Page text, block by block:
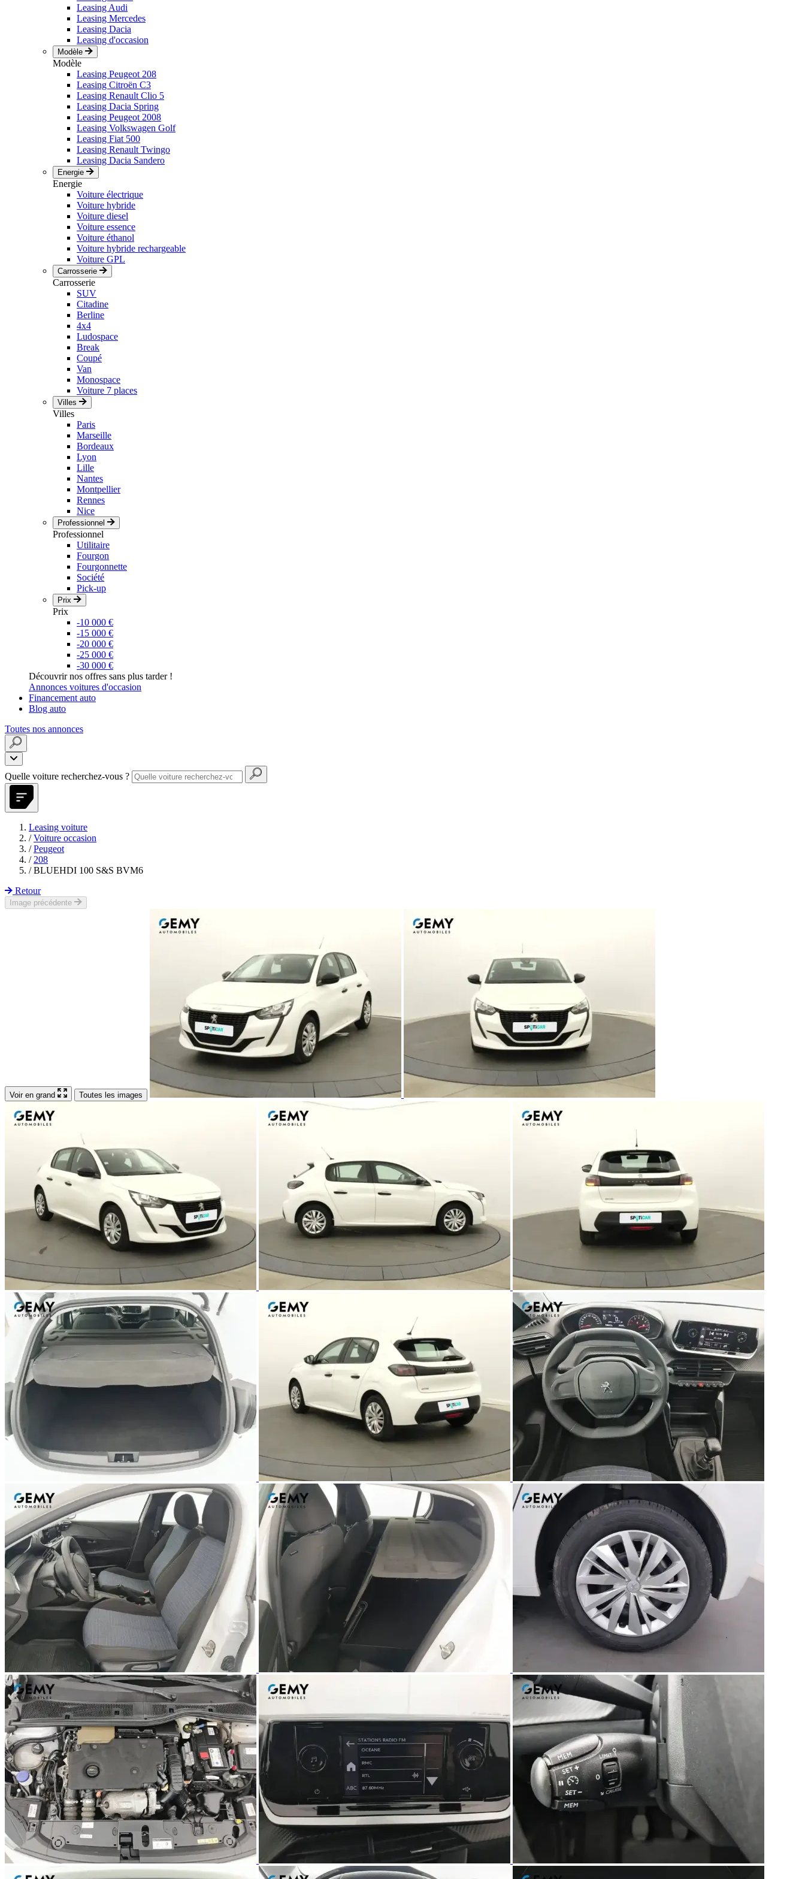
Leasing Audi
Leasing Mercedes
Leasing Dacia
Leasing d'occasion
Modèle
Modèle
Leasing Peugeot 208
Leasing Citroën C3
Leasing Renault Clio 5
Leasing Dacia Spring
Leasing Peugeot 2008
Leasing Volkswagen Golf
Leasing Fiat 500
Leasing Renault Twingo
Leasing Dacia Sandero
Energie
Energie
Voiture électrique
Voiture hybride
Voiture diesel
Voiture essence
Voiture éthanol
Voiture hybride rechargeable
Voiture GPL
Carrosserie
Carrosserie
SUV
Citadine
Berline
4x4
Ludospace
Break
Coupé
Van
Monospace
Voiture 7 places
Villes
Villes
Paris
Marseille
Bordeaux
Lyon
Lille
Nantes
Montpellier
Rennes
Nice
Professionnel
Professionnel
Utilitaire
Fourgon
Fourgonnette
Société
Pick-up
Prix
Prix
-10 000 €
-15 000 €
-20 000 €
-25 000 €
-30 000 €
Découvrir nos offres sans plus tarder !
Annonces voitures d'occasion
Financement auto
Blog auto
Toutes nos annonces
Quelle voiture recherchez-vous ?
Leasing voiture
/ Voiture occasion
/ Peugeot
/ 208
/ BLUEHDI 100 S&S BVM6
Retour
Image précédente
Voir en grand Toutes les images